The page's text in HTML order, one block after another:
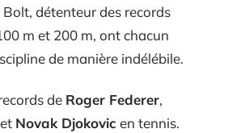
détenteur des records
m et 200 m, ont chacun
de manière indélébile.
de Roger Federer,
et Novak Djokovic en tennis.